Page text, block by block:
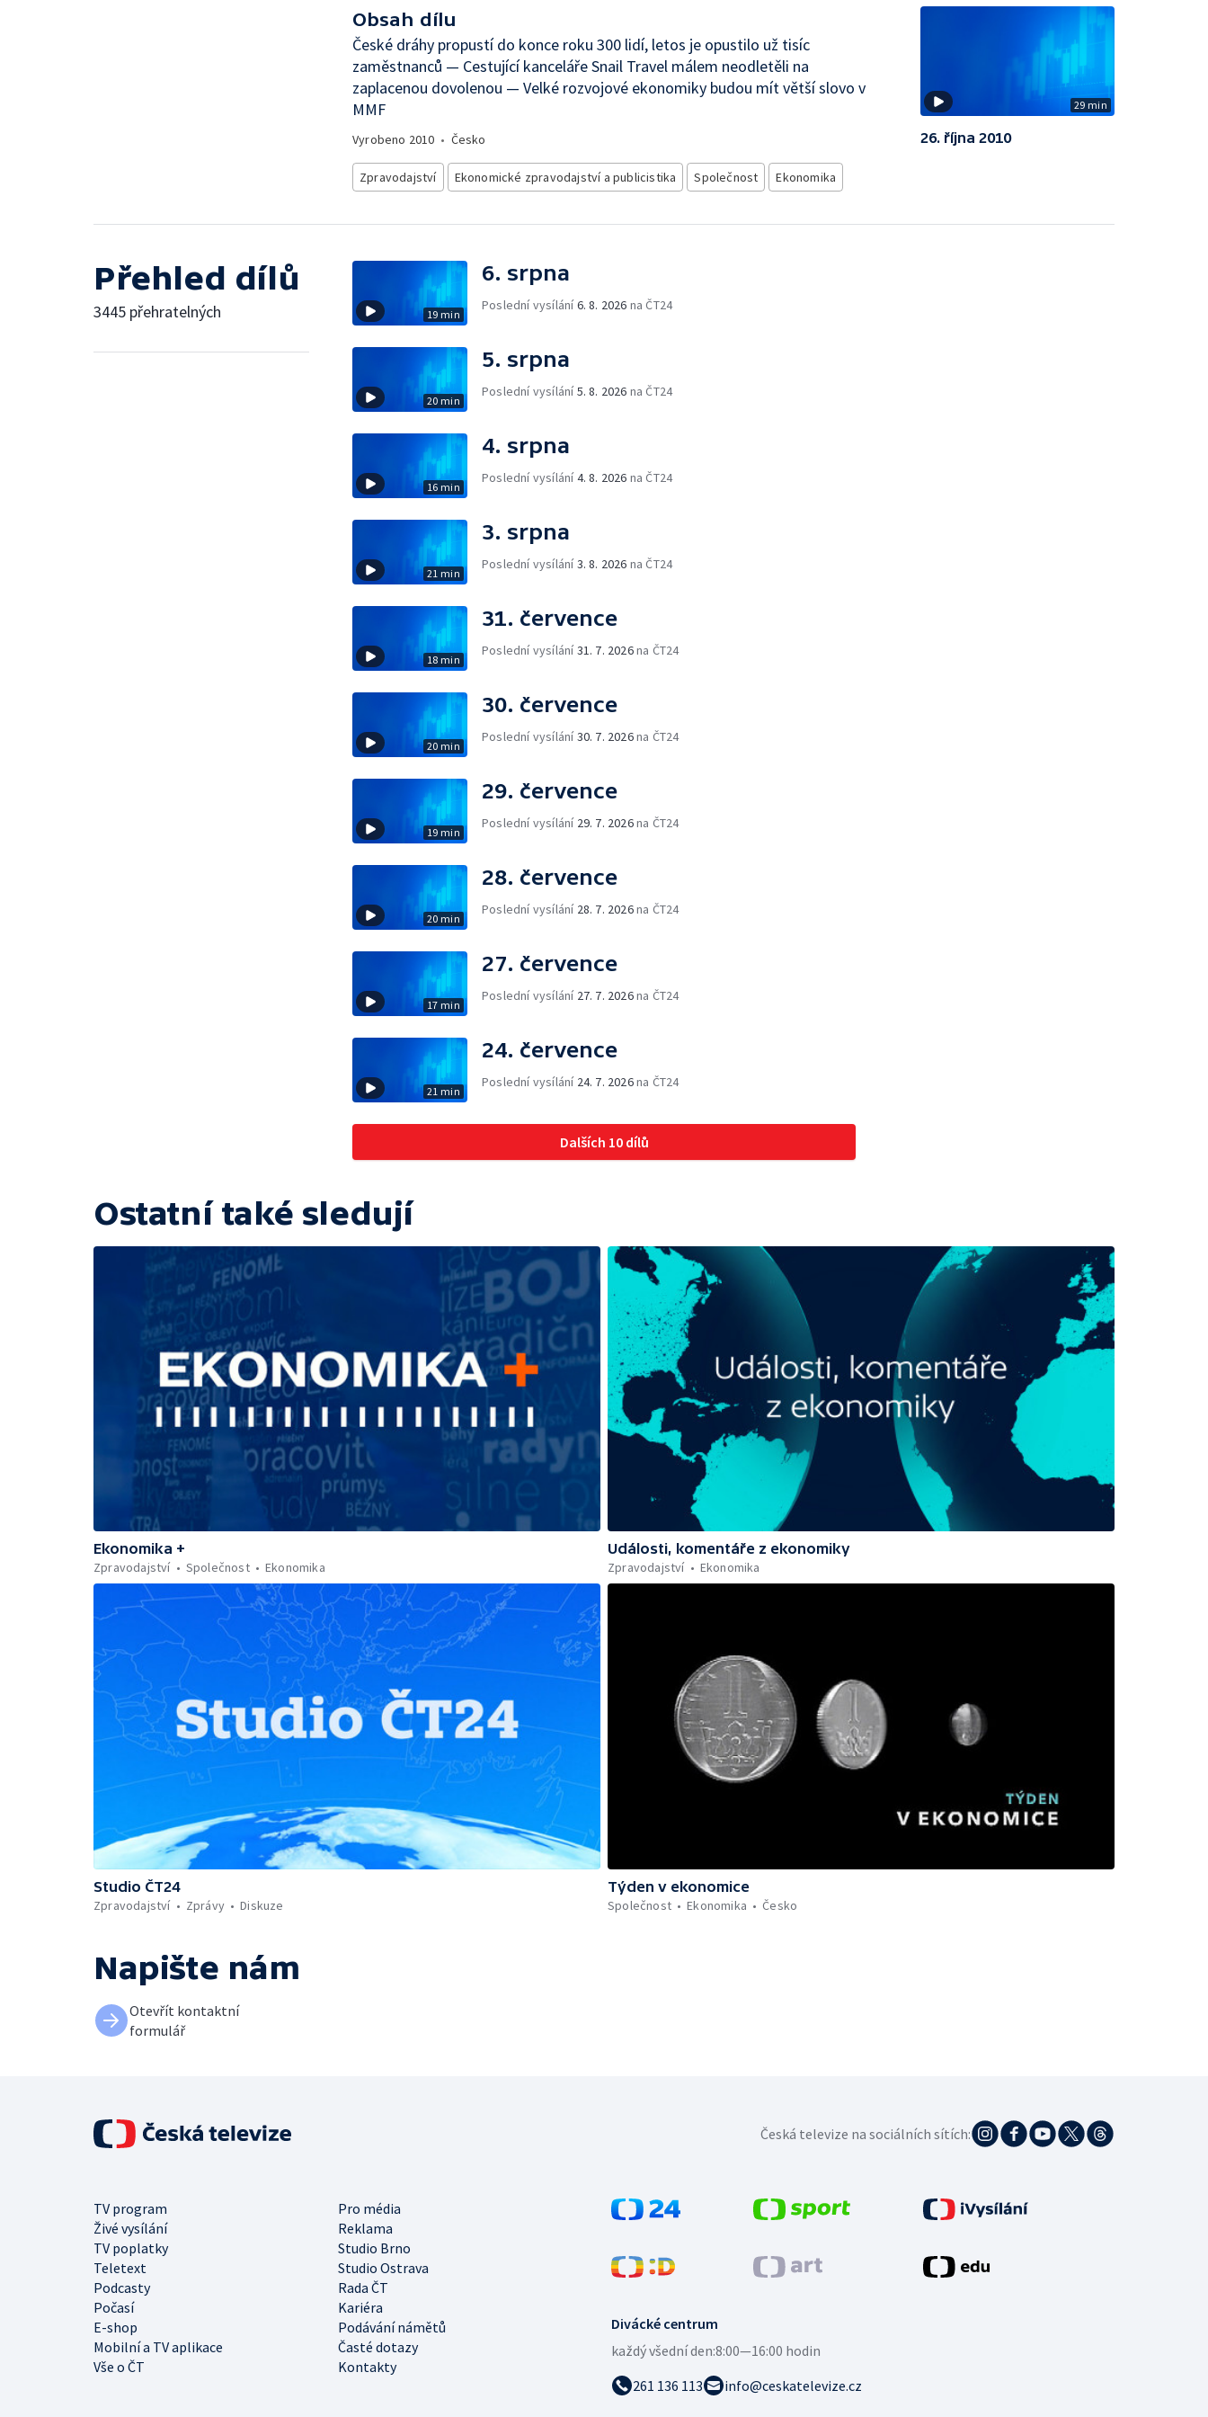
Obsah dílu
České dráhy propustí do konce roku 300 lidí, letos je opustilo už tisíc
zaměstnanců — Cestující kanceláře Snail Travel málem neodletěli na
zaplacenou dovolenou — Velké rozvojové ekonomiky budou mít větší slovo v
MMF
Vyrobeno 2010 • Česko
Zpravodajství Ekonomické zpravodajství a publicistika Společnost Ekonomika
29 min
26. října 2010
Přehled dílů
3445 přehratelných 19 min
6. srpna
Poslední vysílání6. 8. 2026 na ČT24
20 min
5. srpna
Poslední vysílání5. 8. 2026 na ČT24
16 min
4. srpna
Poslední vysílání4. 8. 2026 na ČT24
21 min
3. srpna
Poslední vysílání3. 8. 2026 na ČT24
18 min
31. července
Poslední vysílání31. 7. 2026na ČT24
20 min
30. července
Poslední vysílání30. 7. 2026na ČT24
19 min
29. července
Poslední vysílání 29. 7. 2026na ČT24
20 min
28. července
Poslední vysílání 28. 7. 2026na ČT24
17 min
27. července
Poslední vysílání 27. 7. 2026na ČT24
21 min
24. července
Poslední vysílání 24. 7. 2026na ČT24
Dalších 10 dílů
Ostatní také sledují
Ekonomika +
Zpravodajství
Společnost Ekonomika
Události, komentáře z ekonomiky
Zpravodajství
Ekonomika
Studio ČT24
Zpravodajství
Zprávy Diskuze
Týden v ekonomice
Společnost
Ekonomika Česko
Napište nám
Otevřít kontaktní
formulář
Divácké centrum
každý všední den:8:00—16:00 hodin
261 136 113
info@ceskatelevize.cz
TV program
Pro média
Živé vysílání
Reklama
TV poplatky
Studio Brno
Teletext
Studio Ostrava
Podcasty
Rada ČT
Počasí
Kariéra
E-shop
Podávání námětů
Mobilní a TV aplikace
Časté dotazy
Vše o ČT
Kontakty
Česká televize na sociálních sítích: